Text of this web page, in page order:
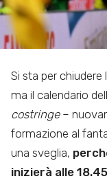
Si sta per chiudere
ma il calendario
costringe–
formazione al
una sveglia,
inizierà alle 18.45